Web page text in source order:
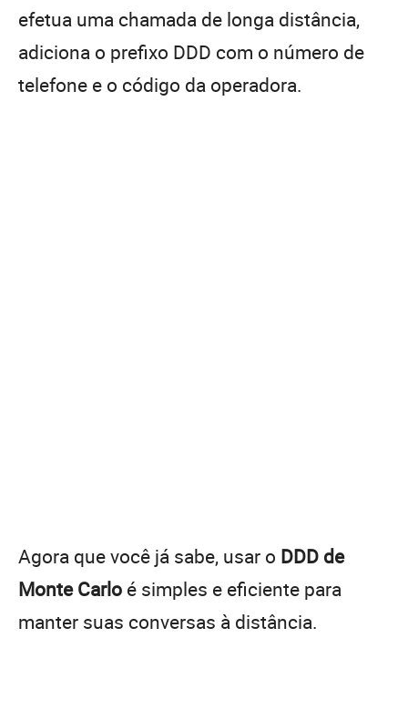
efetua uma chamada de longa distância,
adiciona o prefixo DDD com o número de
telefone e o código da operadora.
Agora que você já sabe, usar o DDD de
Monte Carlo é simples e eficiente para
manter suas conversas à distância.